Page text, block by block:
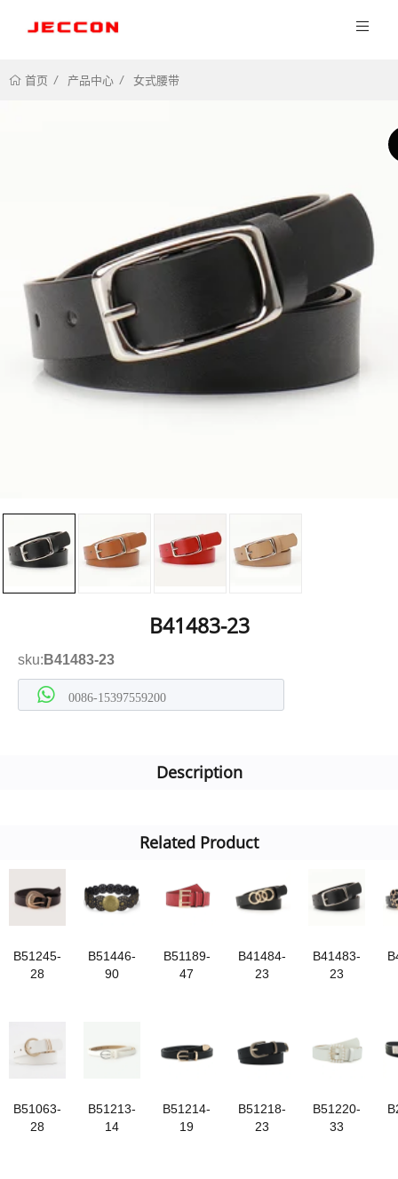
首页 产品中心 女式腰带
B41483-23
sku: B41483-23
0086-15397559200
Description
Related Product
B51245-
28
B51446-
90
B51189-
47
B41484-
23
B41483-
23
B51063-
28
B51213-
14
B51214-
19
B51218-
23
B51220-
33